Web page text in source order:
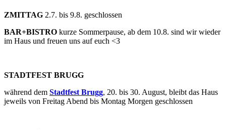
ZMITTAG 2.7. bis 9.8. geschlossen
BAR+BISTRO kurze Sommerpause, ab dem 10.8. sind wir wieder
im Haus und freuen uns auf euch <3
STADTFEST BRUGG
während dem Stadtfest Brugg, 20. bis 30. August, bleibt das Haus
jeweils von Freitag Abend bis Montag Morgen geschlossen